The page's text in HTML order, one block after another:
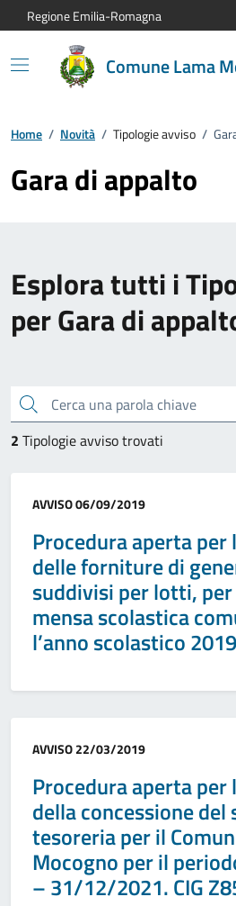
Vai al contenuto principale
Vai alla navigazione del sito
Vai al piede di pagina
Regione Emilia-Romagna
Comune Lama
Home / Novità / Tipologie avviso /
Gara di appalto
Esplora tutti i
per Gara di
Cerca una parola chiave
2 Tipologie avviso trovati
Categoria:
AVVISO06/09/2019
Procedura aperta per
delle forniture di
suddivisi per lotti,
mensa scolastica
l’anno scolastico
Categoria:
AVVISO22/03/2019
Procedura aperta per
della concessione del
tesoreria per il
Mocogno per il
– 31/12/2021. CIG